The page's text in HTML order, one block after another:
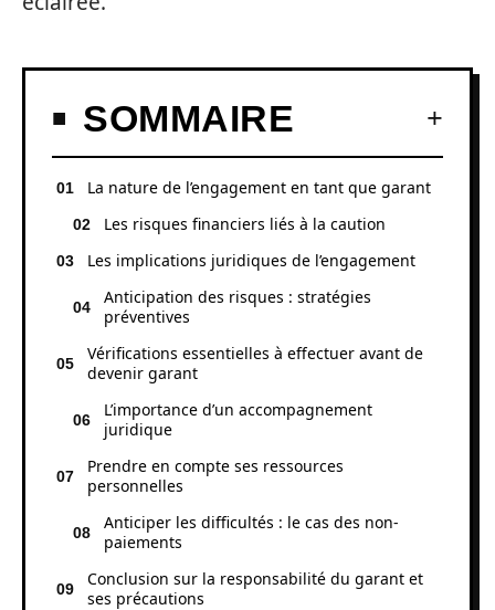
SOMMAIRE
La nature de l’engagement en tant que garant
Les risques financiers liés à la caution
Les implications juridiques de l’engagement
Anticipation des risques : stratégies
préventives
Vérifications essentielles à effectuer avant de
devenir garant
L’importance d’un accompagnement
juridique
Prendre en compte ses ressources
personnelles
Anticiper les difficultés : le cas des non-
paiements
Conclusion sur la responsabilité du garant et
ses précautions